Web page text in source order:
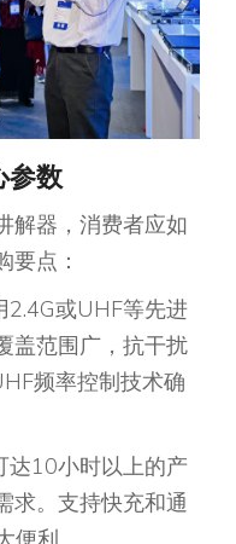
参数
解器，消费者应如
要点：
2.4G或UHF等先进
盖范围广，抗干扰
频率控制技术确
达10小时以上的产
求。支持快充和通